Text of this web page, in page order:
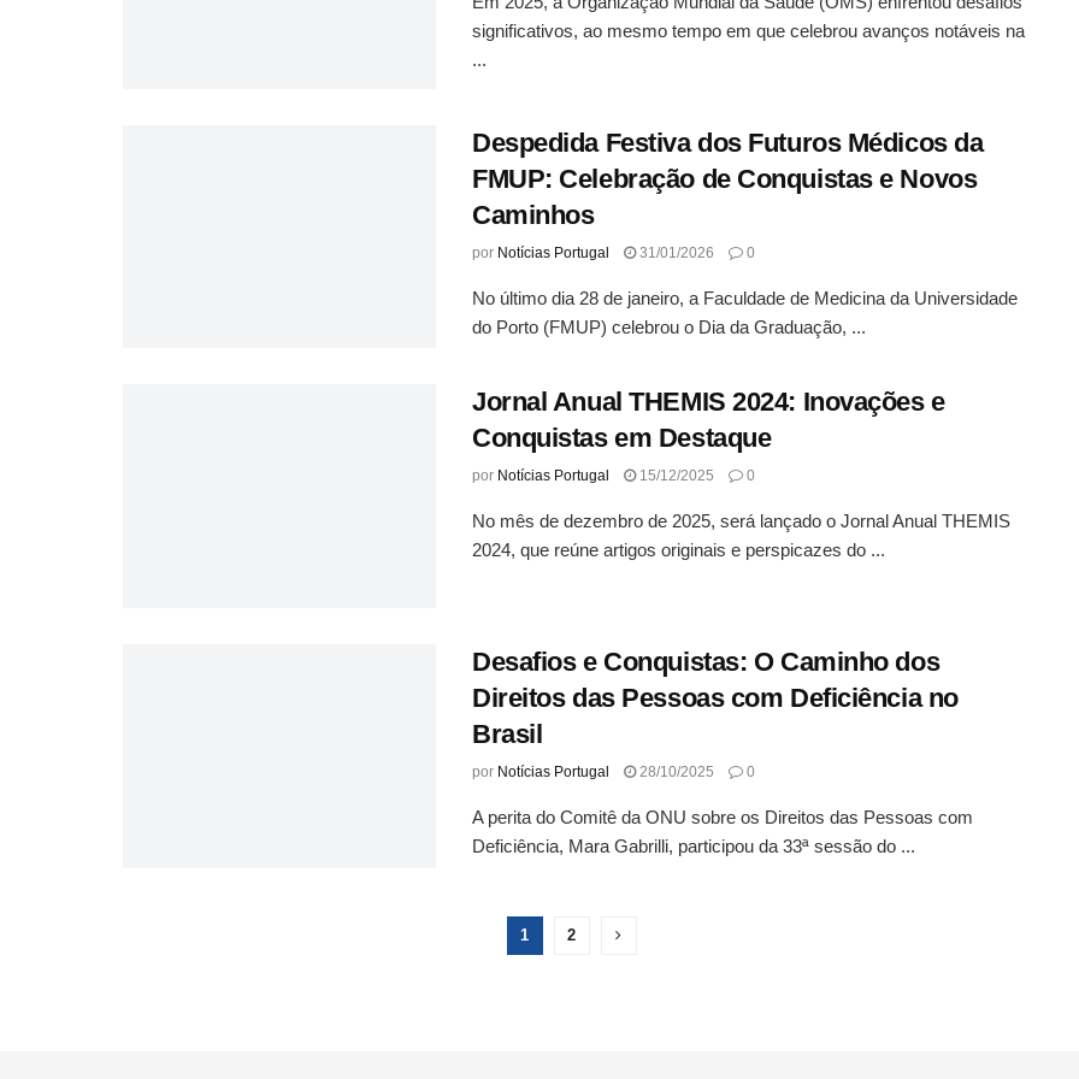
significativos, ao mesmo tempo em que celebrou avanços notáveis na
...
Despedida Festiva dos Futuros Médicos da
FMUP: Celebração de Conquistas e Novos
Caminhos
por Notícias Portugal 31/01/2026 0
No último dia 28 de janeiro, a Faculdade de Medicina da Universidade
do Porto (FMUP) celebrou o Dia da Graduação, ...
Jornal Anual THEMIS 2024: Inovações e
Conquistas em Destaque
por Notícias Portugal 15/12/2025 0
No mês de dezembro de 2025, será lançado o Jornal Anual THEMIS
2024, que reúne artigos originais e perspicazes do ...
Desafios e Conquistas: O Caminho dos
Direitos das Pessoas com Deficiência no
Brasil
por Notícias Portugal 28/10/2025 0
A perita do Comitê da ONU sobre os Direitos das Pessoas com
Deficiência, Mara Gabrilli, participou da 33ª sessão do ...
1 2